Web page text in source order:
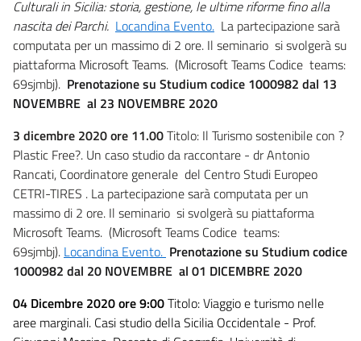
Culturali in Sicilia: storia, gestione, le ultime riforme fino alla
nascita dei Parchi. Locandina Evento. La partecipazione sarà
computata per un massimo di 2 ore. Il seminario si svolgerà su
piattaforma Microsoft Teams. (Microsoft Teams Codice teams:
69sjmbj). Prenotazione su Studium codice 1000982 dal 13
NOVEMBRE al 23 NOVEMBRE 2020
3 dicembre 2020 ore 11.00Titolo: Il Turismo sostenibile con ?
Plastic Free?. Un caso studio da raccontare - dr Antonio
Rancati, Coordinatore generale del Centro Studi Europeo
CETRI-TIRES . La partecipazione sarà computata per un
massimo di 2 ore. Il seminario si svolgerà su piattaforma
Microsoft Teams. (Microsoft Teams Codice teams:
69sjmbj). Locandina Evento. Prenotazione su Studium codice
1000982 dal 20 NOVEMBRE al 01 DICEMBRE 2020
04 Dicembre 2020 ore 9:00Titolo: Viaggio e turismo nelle
aree marginali. Casi studio della Sicilia Occidentale - Prof.